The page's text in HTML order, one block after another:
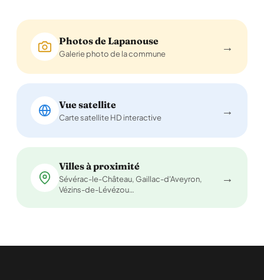
Photos de Lapanouse
Galerie photo de la commune →
Vue satellite
Carte satellite HD interactive →
Villes à proximité
Sévérac-le-Château, Gaillac-d'Aveyron,
Vézins-de-Lévézou…
→